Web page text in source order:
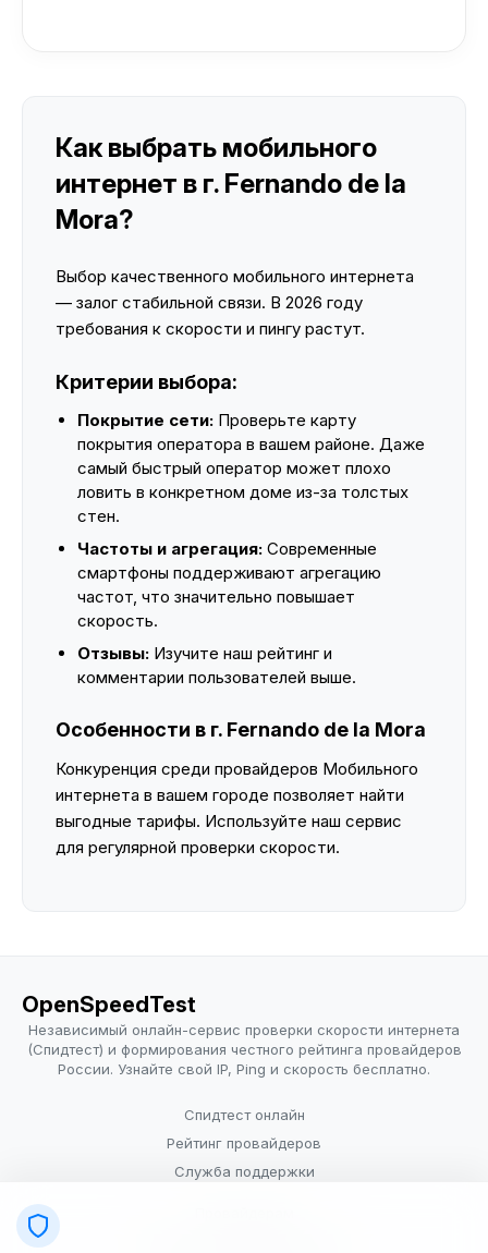
Как выбрать мобильного
интернет в г. Fernando de la
Mora?
Выбор качественного мобильного интернета
— залог стабильной связи. В 2026 году
требования к скорости и пингу растут.
Критерии выбора:
Покрытие сети: Проверьте карту
покрытия оператора в вашем районе. Даже
самый быстрый оператор может плохо
ловить в конкретном доме из-за толстых
стен.
Частоты и агрегация: Современные
смартфоны поддерживают агрегацию
частот, что значительно повышает
скорость.
Отзывы: Изучите наш рейтинг и
комментарии пользователей выше.
Особенности в г. Fernando de la Mora
Конкуренция среди провайдеров Мобильного
интернета в вашем городе позволяет найти
выгодные тарифы. Используйте наш сервис
для регулярной проверки скорости.
OpenSpeedTest
Независимый онлайн-сервис проверки скорости интернета
(Спидтест) и формирования честного рейтинга провайдеров
России. Узнайте свой IP, Ping и скорость бесплатно.
Спидтест онлайн
Рейтинг провайдеров
Служба поддержки